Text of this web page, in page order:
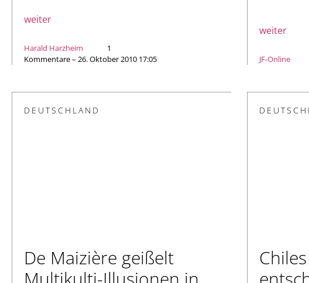
weiter
Harald Harzheim
1
Kommentare – 26. Oktober 2010 17:05
weiter
JF-Online
DEUTSCHLAND
De Maizière geißelt